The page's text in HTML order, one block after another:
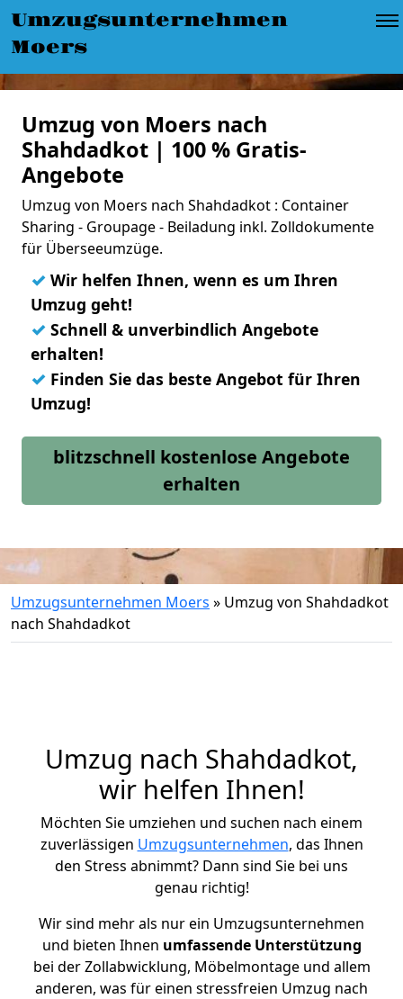
Umzugsunternehmen
Moers
Umzug von Moers nach
Shahdadkot | 100 % Gratis-
Angebote
Umzug von Moers nach Shahdadkot : Container
Sharing - Groupage - Beiladung inkl. Zolldokumente
für Überseeumzüge.
✓ Wir helfen Ihnen, wenn es um Ihren
Umzug geht!
✓ Schnell & unverbindlich Angebote
erhalten!
✓ Finden Sie das beste Angebot für Ihren
Umzug!
blitzschnell kostenlose Angebote
erhalten
Umzugsunternehmen Moers » Umzug von Shahdadkot
nach Shahdadkot
Umzug nach Shahdadkot,
wir helfen Ihnen!
Möchten Sie umziehen und suchen nach einem
zuverlässigen Umzugsunternehmen, das Ihnen
den Stress abnimmt? Dann sind Sie bei uns
genau richtig!
Wir sind mehr als nur ein Umzugsunternehmen
und bieten Ihnen umfassende Unterstützung
bei der Zollabwicklung, Möbelmontage und allem
anderen, was für einen stressfreien Umzug nach